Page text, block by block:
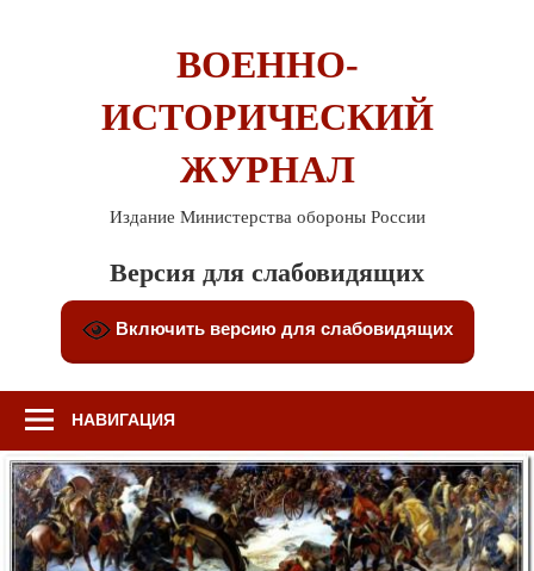
ВОЕННО-
ИСТОРИЧЕСКИЙ
ЖУРНАЛ
Издание Министерства обороны России
Версия для слабовидящих
Включить версию для слабовидящих
НАВИГАЦИЯ